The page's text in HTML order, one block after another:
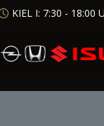
KIEL I: 7:30 - 18:00